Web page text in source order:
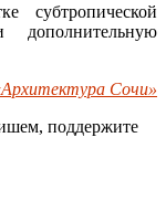
субтропической
дополнительную
Сочи»
поддержите